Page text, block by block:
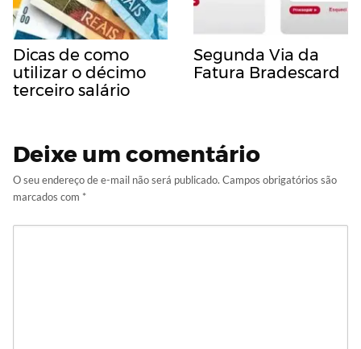
Dicas de como
utilizar o décimo
terceiro salário
Segunda Via da
Fatura Bradescard
Deixe um comentário
O seu endereço de e-mail não será publicado. Campos obrigatórios são
marcados com *